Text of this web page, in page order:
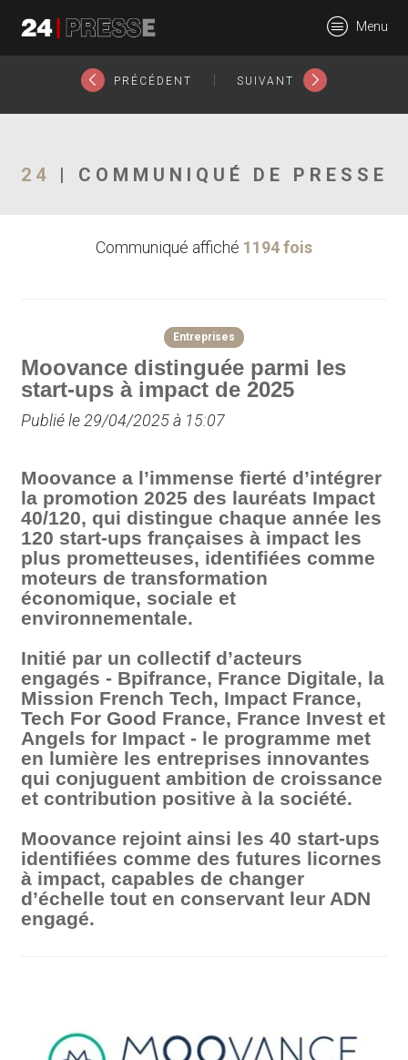
24Presse -
Communiqués de
Menu
PRÉCÉDENT SUIVANT
24 | COMMUNIQUÉ DE PRESSE
Communiqué affiché 1194 fois
Entreprises
Moovance distinguée parmi les
start-ups à impact de 2025
Publié le 29/04/2025 à 15:07
Moovance a l’immense fierté d’intégrer
la promotion 2025 des lauréats Impact
40/120, qui distingue chaque année les
120 start-ups françaises à impact les
plus prometteuses, identifiées comme
moteurs de transformation
économique, sociale et
environnementale.
Initié par un collectif d’acteurs
engagés - Bpifrance, France Digitale, la
Mission French Tech, Impact France,
Tech For Good France, France Invest et
Angels for Impact - le programme met
en lumière les entreprises innovantes
qui conjuguent ambition de croissance
et contribution positive à la société.
Moovance rejoint ainsi les 40 start-ups
identifiées comme des futures licornes
à impact, capables de changer
d’échelle tout en conservant leur ADN
engagé.